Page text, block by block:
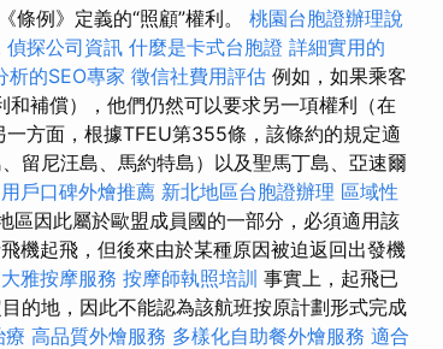
條例》定義的“照顧”權利。 桃園台胞證辦理說
偵探公司資訊 什麼是卡式台胞證 詳細實用的
析的SEO專家 徵信社費用評估 例如，如果乘客
補償），他們仍然可以要求另一項權利（在
一方面，根據TFEU第355條，該條約的規定適
留尼汪島、馬約特島）以及聖馬丁島、亞速爾
用戶口碑外燴推薦 新北地區台胞證辦理 區域性
區因此屬於歐盟成員國的一部分，必須適用該
機起飛，但後來由於某種原因被迫返回出發機
大雅按摩服務 按摩師執照培訓 事實上，起飛已
的地，因此不能認為該航班按原計劃形式完成
療 高品質外燴服務 多樣化自助餐外燴服務 適合